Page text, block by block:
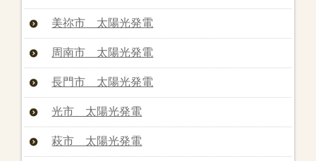
美祢市 太陽光発電
周南市 太陽光発電
長門市 太陽光発電
光市 太陽光発電
萩市 太陽光発電